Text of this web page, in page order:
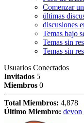
Comenzar
últimas
discusiones
Temas bajo
Temas sin
Temas sin
Usuarios Conectados
Invitados 5
Miembros 0
Total Miembros: 4,878
Último Miembro: